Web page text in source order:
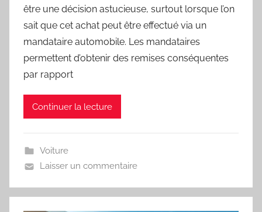
être une décision astucieuse, surtout lorsque l’on
sait que cet achat peut être effectué via un
mandataire automobile. Les mandataires
permettent d’obtenir des remises conséquentes
par rapport
Continuer la lecture
Voiture
Laisser un commentaire